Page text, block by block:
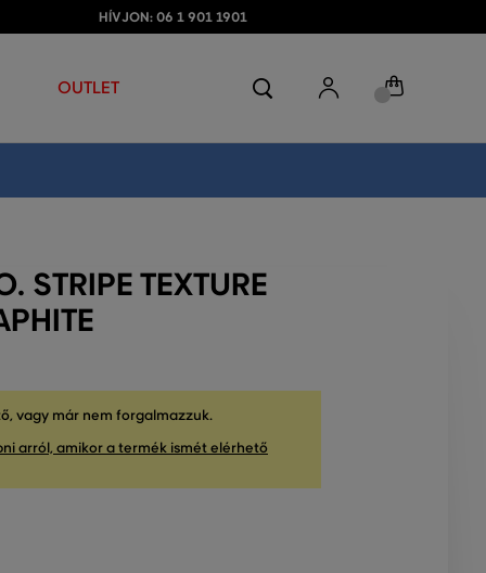
HÍVJON: 06 1 901 1901
OUTLET
STRIPE TEXTURE
vagy már nem forgalmazzuk.
arról, amikor a termék ismét elérhető